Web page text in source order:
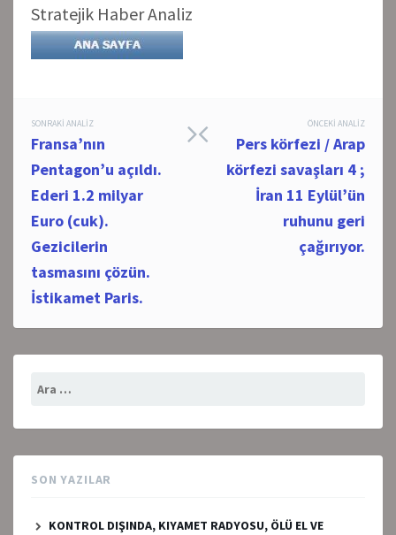
Stratejik Haber Analiz
Post
navigation
ÖNCEKI ANALIZ
Pers körfezi / Arap
körfezi savaşları 4 ;
İran 11 Eylül’ün
ruhunu geri
çağırıyor.
SONRAKI ANALIZ
Fransa’nın
Pentagon’u açıldı.
Ederi 1.2 milyar
Euro (cuk).
Gezicilerin
tasmasını çözün.
İstikamet Paris.
SON YAZILAR
KONTROL DIŞINDA, KIYAMET RADYOSU, ÖLÜ EL VE